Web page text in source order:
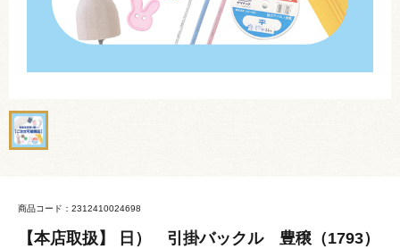
商品コード：2312410024698
【本店取扱】 日） 引掛バックル 豊穣（1793）